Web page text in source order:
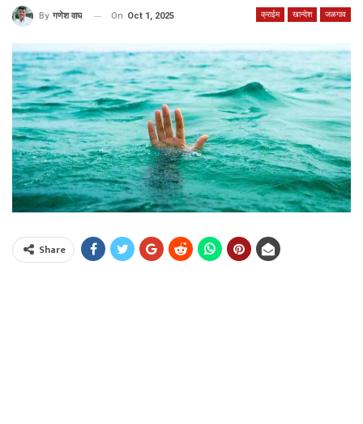
क्राईम खान्देश जळगाव
By गणेश वाघ On Oct 1, 2025
Share